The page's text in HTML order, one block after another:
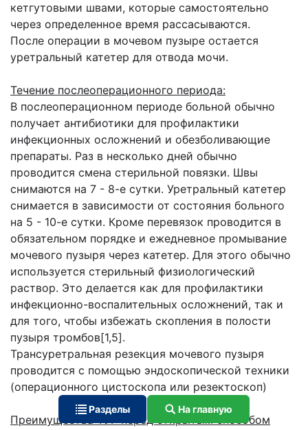
кетгутовыми швами, которые самостоятельно
через определенное время рассасываются.
После операции в мочевом пузыре остается
уретральный катетер для отвода мочи.
Течение послеоперационного периода:
В послеоперационном периоде больной обычно
получает антибиотики для профилактики
инфекционных осложнений и обезболивающие
препараты. Раз в несколько дней обычно
проводится смена стерильной повязки. Швы
снимаются на 7 - 8-е сутки. Уретральный катетер
снимается в зависимости от состояния больного
на 5 - 10-е сутки. Кроме перевязок проводится в
обязательном порядке и ежедневное промывание
мочевого пузыря через катетер. Для этого обычно
используется стерильный физиологический
раствор. Это делается как для профилактики
инфекционно-воспалительных осложнений, так и
для того, чтобы избежать скопления в полости
пузыря тромбов[1,5].
Трансуретральная резекция мочевого пузыря
проводится с помощью эндоскопической техники
(операционного цистоскопа или резектоскоп)
Преимущества ТУР перед открытым способом
Разделы На главную